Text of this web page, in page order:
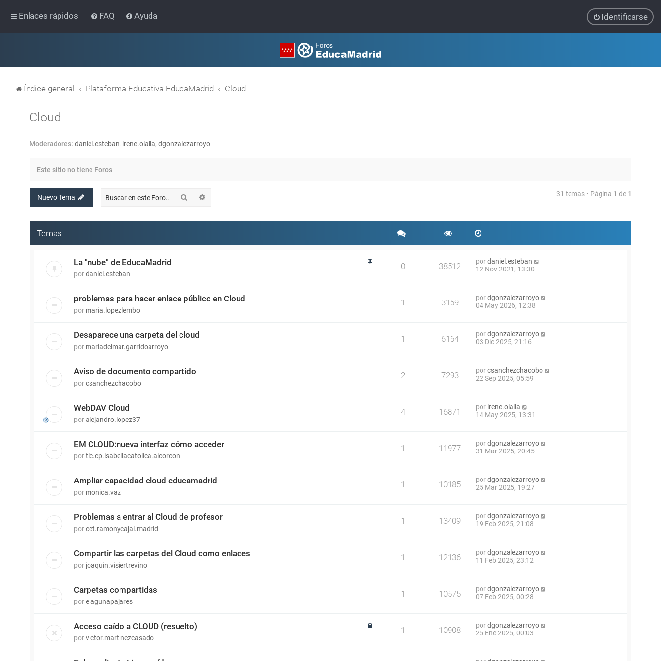
Enlaces rápidos FAQ Ayuda Identificarse
Índice general Plataforma Educativa EducaMadrid Cloud
Cloud
Moderadores: daniel.esteban, irene.olalla, dgonzalezarroyo
Este sitio no tiene Foros
Nuevo Tema Buscar 31 temas • Página 1 de 1
Temas
La "nube" de EducaMadrid
pordaniel.esteban
0 38512 pordaniel.esteban
12 Nov 2021, 13:30
problemas para hacer enlace público en Cloud
por maria.lopezlembo
1 3169 pordgonzalezarroyo
04 May 2026, 12:38
Desaparece una carpeta del cloud
por mariadelmar.garridoarroyo
1 6164 pordgonzalezarroyo
03 Dic 2025, 21:16
Aviso de documento compartido
porcsanchezchacobo
2 7293 porcsanchezchacobo
22 Sep 2025, 05:59
WebDAV Cloud
poralejandro.lopez37
4 16871 por irene.olalla
14 May 2025, 13:31
EM CLOUD:nueva interfaz cómo acceder
portic.cp.isabellacatolica.alcorcon
1 11977 pordgonzalezarroyo
31 Mar 2025, 20:45
Ampliar capacidad cloud educamadrid
por monica.vaz
1 10185 pordgonzalezarroyo
25 Mar 2025, 19:27
Problemas a entrar al Cloud de profesor
porcet.ramonycajal.madrid
1 13409 pordgonzalezarroyo
19 Feb 2025, 21:08
Compartir las carpetas del Cloud como enlaces
por joaquin.visiertrevino
1 12136 pordgonzalezarroyo
11 Feb 2025, 23:12
Carpetas compartidas
porelagunapajares
1 10575 pordgonzalezarroyo
07 Feb 2025, 00:28
Acceso caído a CLOUD (resuelto)
porvictor.martinezcasado
1 10908 pordgonzalezarroyo
25 Ene 2025, 00:03